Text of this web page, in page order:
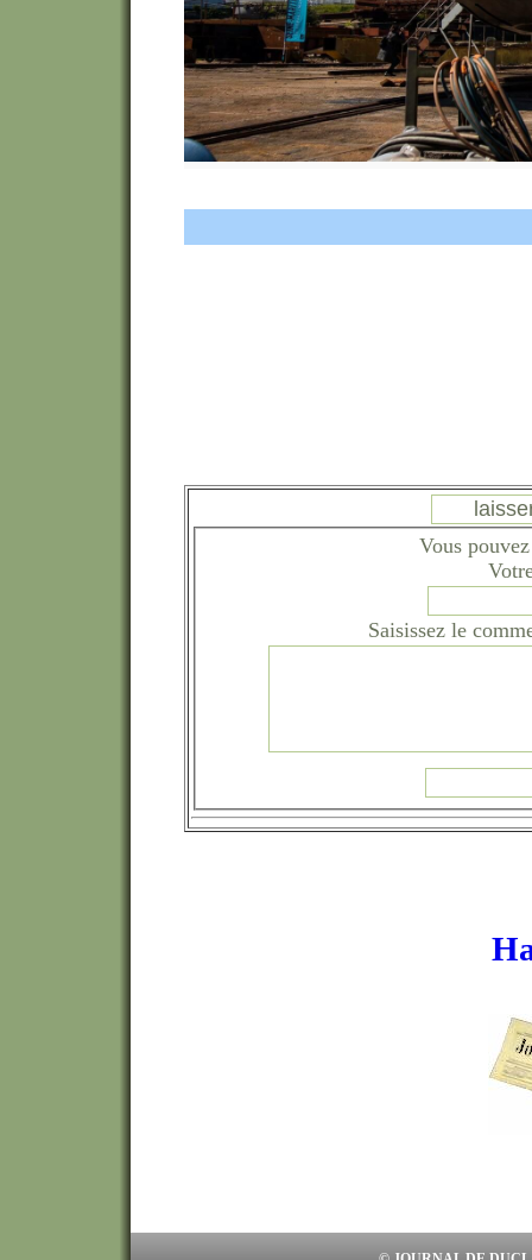
Vous
Saisissez le